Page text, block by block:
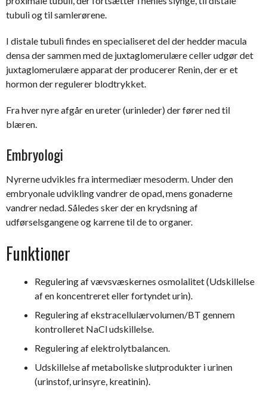
tubuli og til samlerørene.
I distale tubuli findes en specialiseret del der hedder macula
densa der sammen med de juxtaglomerulære celler udgør det
juxtaglomerulære apparat der producerer Renin, der er et
hormon der regulerer blodtrykket.
Fra hver nyre afgår en ureter (urinleder) der fører ned til
blæren.
Embryologi
Nyrerne udvikles fra intermediær mesoderm. Under den
embryonale udvikling vandrer de opad, mens gonaderne
vandrer nedad. Således sker der en krydsning af
udførselsgangene og karrene til de to organer.
Funktioner
Regulering af vævsvæskernes osmolalitet (Udskillelse
af en koncentreret eller fortyndet urin).
Regulering af ekstracellulærvolumen/BT gennem
kontrolleret NaCl udskillelse.
Regulering af elektrolytbalancen.
Udskillelse af metaboliske slutprodukter i urinen
(urinstof, urinsyre, kreatinin).